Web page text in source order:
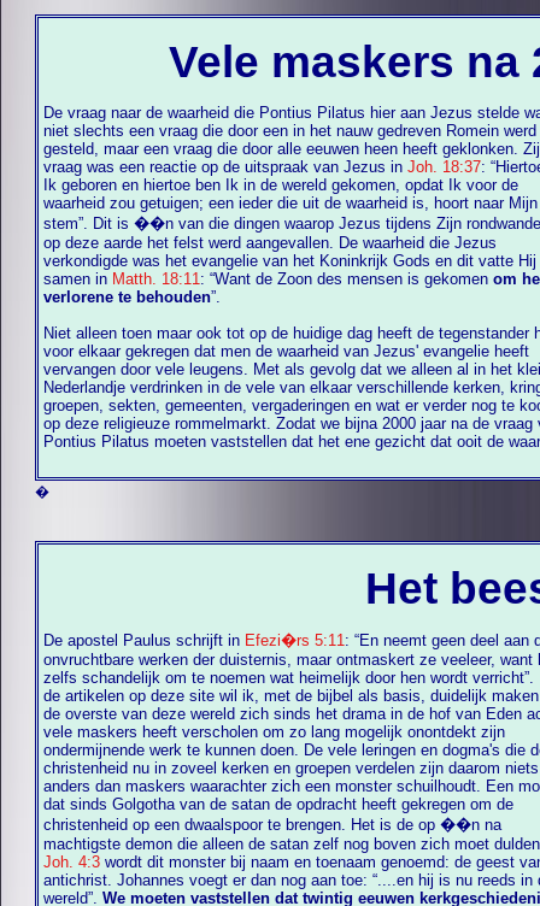
Vele maskers na
De vraag naar de waarheid die Pontius Pilatus hier aan Jezus stelde
niet slechts een vraag die door een in het nauw gedreven Romein werd
gesteld, maar een vraag die door alle eeuwen heen heeft geklonken.
vraag was een reactie op de uitspraak van Jezus inJoh. 18:37:
Ik geboren en hiertoe ben Ik in de wereld gekomen, opdat Ik voor de
waarheid zou getuigen; een ieder die uit de waarheid is, hoort naar Mijn
stem”. Dit is ��n van die dingen waarop Jezus tijdens Zijn rondwandeling
op deze aarde het felst werd aangevallen. De waarheid die Jezus
verkondigde was het evangelie van het Koninkrijk Gods en dit vatte Hij
samen in Matth. 18:11 : “Want de Zoon des mensen is gekomenom
verlorene te behouden”.
Niet alleen toen maar ook tot op de huidige dag heeft de tegenstander
voor elkaar gekregen dat men de waarheid van Jezus' evangelie heeft
vervangen door vele leugens. Met als gevolg dat we alleen al in het
Nederlandje verdrinken in de vele van elkaar verschillende kerken, kringen,
groepen, sekten, gemeenten, vergaderingen en wat er verder nog te koop is
op deze religieuze rommelmarkt. Zodat we bijna 2000 jaar na de vraag
Pontius Pilatus moeten vaststellen dat het ene gezicht dat ooit de waarheid
�
Het
De apostel Paulus schrijft in Efezi�rs 5:11: “En neemt geen deel aan
onvruchtbare werken der duisternis, maar ontmaskert ze veeleer, want
zelfs schandelijk om te noemen wat heimelijk door hen wordt verricht”.
de artikelen op deze site wil ik, met de bijbel als basis, duidelijk
de overste van deze wereld zich sinds het drama in de hof van Eden
vele maskers heeft verscholen om zo lang mogelijk onontdekt zijn
ondermijnende werk te kunnen doen. De vele leringen en dogma's die
christenheid nu in zoveel kerken en groepen verdelen zijn daarom niets
anders dan maskers waarachter zich een monster schuilhoudt. Een
dat sinds Golgotha van de satan de opdracht heeft gekregen om de
christenheid op een dwaalspoor te brengen. Het is de op ��n na
machtigste demon die alleen de satan zelf nog boven zich moet
Joh. 4:3 wordt dit monster bij naam en toenaam genoemd: de geest
antichrist. Johannes voegt er dan nog aan toe: “....en hij is nu reeds in
wereld”.We moeten vaststellen dat twintig eeuwen